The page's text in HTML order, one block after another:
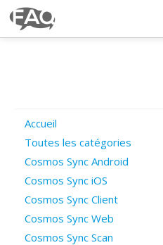
Poser une question
Questions ouvertes
Connexion
Accueil
Toutes les catégories
Cosmos Sync Android
Cosmos Sync iOS
Cosmos Sync Client
Cosmos Sync Web
Cosmos Sync Scan